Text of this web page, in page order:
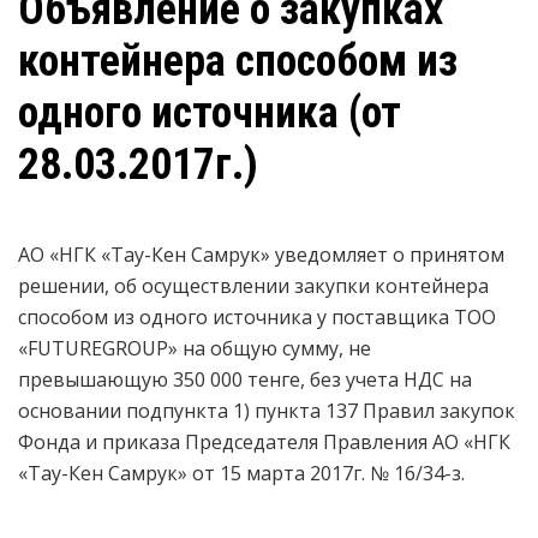
контейнера способом из
одного источника (от
28.03.2017г.)
АО «НГК «Тау-Кен Самрук» уведомляет о принятом
решении, об осуществлении закупки контейнера
способом из одного источника у поставщика ТОО
«FUTUREGROUP» на общую сумму, не
превышающую 350 000 тенге, без учета НДС на
основании подпункта 1) пункта 137 Правил закупок
Фонда и приказа Председателя Правления АО «НГК
«Тау-Кен Самрук» от 15 марта 2017г. № 16/34-з.